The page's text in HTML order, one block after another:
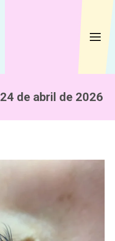
24 de abril de 2026